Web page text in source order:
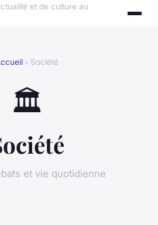
et de culture au
› Société
🏛️
et vie quotidienne